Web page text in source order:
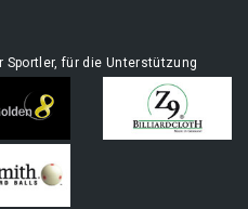
für die Unterstützung